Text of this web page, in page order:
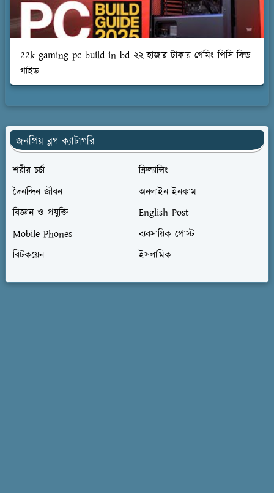
22k gaming pc build in bd ২২ হাজার টাকায় গেমিং পিসি বিল্ড
গাইড
জনপ্রিয় ব্লগ ক্যাটাগরি
শরীর চর্চা
ফ্রিল্যান্সিং
দৈনন্দিন জীবন
অনলাইন ইনকাম
বিজ্ঞান ও প্রযুক্তি
English Post
Mobile Phones
ব্যবসায়িক পোস্ট
বিটকয়েন
ইসলামিক